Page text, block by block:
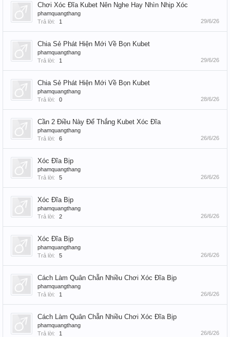
Chơi Xóc Đĩa Kubet Nên Nghe Hay Nhìn Nhịp Xóc
phamquangthang
Trả lời:
1 29/6/26
Chia Sẻ Phát Hiện Mới Về Bọn Kubet
phamquangthang
Trả lời:
1 29/6/26
Chia Sẻ Phát Hiện Mới Về Bọn Kubet
phamquangthang
Trả lời:
0 28/6/26
Cần 2 Điều Này Để Thắng Kubet Xóc Đĩa
phamquangthang
Trả lời:
6 26/6/26
Xóc Đĩa Bịp
phamquangthang
Trả lời:
5 26/6/26
Xóc Đĩa Bịp
phamquangthang
Trả lời:
2 26/6/26
Xóc Đĩa Bịp
phamquangthang
Trả lời:
5 26/6/26
Cách Làm Quân Chẵn Nhiều Chơi Xóc Đĩa Bịp
phamquangthang
Trả lời:
1 26/6/26
Cách Làm Quân Chẵn Nhiều Chơi Xóc Đĩa Bịp
phamquangthang
Trả lời:
1 26/6/26